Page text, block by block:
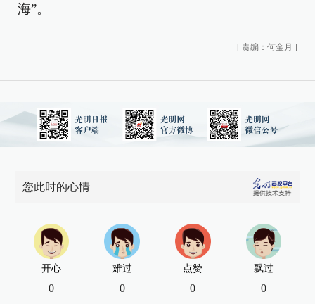
海”。
[ 责编：何金月 ]
您此时的心情
开心
0
难过
0
点赞
0
飘过
0